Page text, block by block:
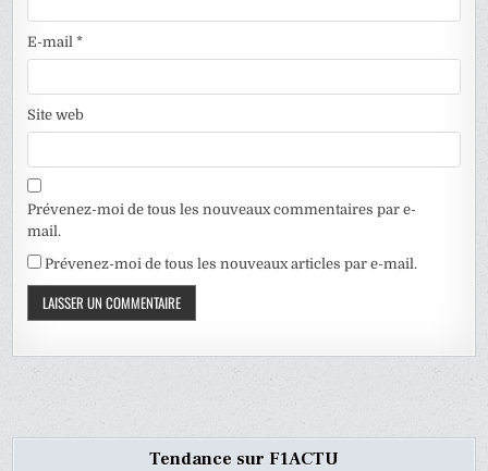
E-mail*
Site web
Prévenez-moi de tous les nouveaux commentaires par e-
mail.
Prévenez-moi de tous les nouveaux articles par e-mail.
Tendance sur F1ACTU